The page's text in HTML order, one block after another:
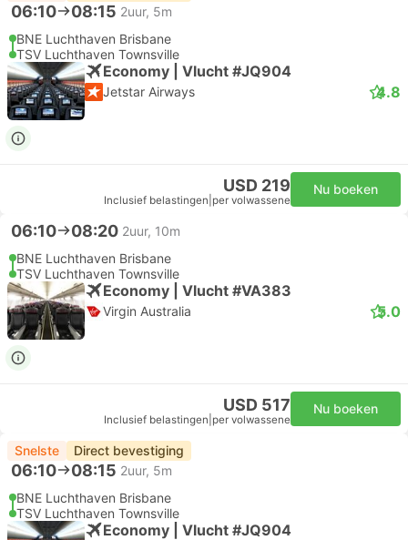
06:10 08:15 2uur, 5m
BNE Luchthaven Brisbane
TSV Luchthaven Townsville
Economy | Vlucht #JQ904
Jetstar Airways 4.8
USD 219
Inclusief belastingen per volwassene
Nu boeken
06:10 08:20 2uur, 10m
BNE Luchthaven Brisbane
TSV Luchthaven Townsville
Economy | Vlucht #VA383
Virgin Australia 5.0
USD 517
Inclusief belastingen per volwassene
Nu boeken
Snelste Direct bevestiging
06:10 08:15 2uur, 5m
BNE Luchthaven Brisbane
TSV Luchthaven Townsville
Economy | Vlucht #JQ904